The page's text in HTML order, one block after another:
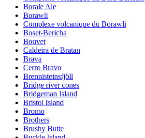
Borale Ale
Borawli
Complexe volcanique du Borawli
Boset-Bericha
Bouvet
Caldeira de Bratan
Brava
Cerro Bravo
Brennisteinsfjöll
Bridge river cones
Bridgeman Island
Bristol Island
Bromo
Brothers
Brushy Butte